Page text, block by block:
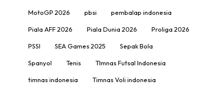
MotoGP 2026 pbsi pembalap indonesia
Piala AFF 2026 Piala Dunia 2026 Proliga 2026
PSSI SEA Games 2025 Sepak Bola
Spanyol Tenis TImnas Futsal Indonesia
timnas indonesia Timnas Voli indonesia